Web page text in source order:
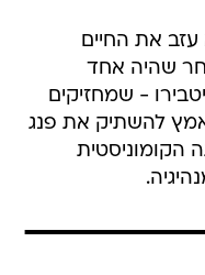
עזב את החיים
שהיה אחד
- שמחזיקים
להשתיק את פנג